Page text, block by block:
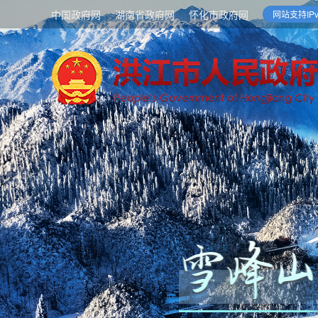
中国政府网 湖南省政府网 怀化市政府网 网站支持